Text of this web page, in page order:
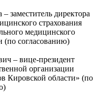
директора
страхования
медицинского
(по согласованию)
– вице-президент
организации
Кировской области» (по